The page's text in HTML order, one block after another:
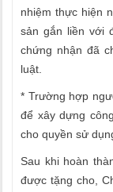
nhiệm thực hiện
sản gắn liền với
chứng nhận đã
luật.
* Trường hợp
để xây dựng
cho quyền sử
Sau khi hoàn
được tặng cho,